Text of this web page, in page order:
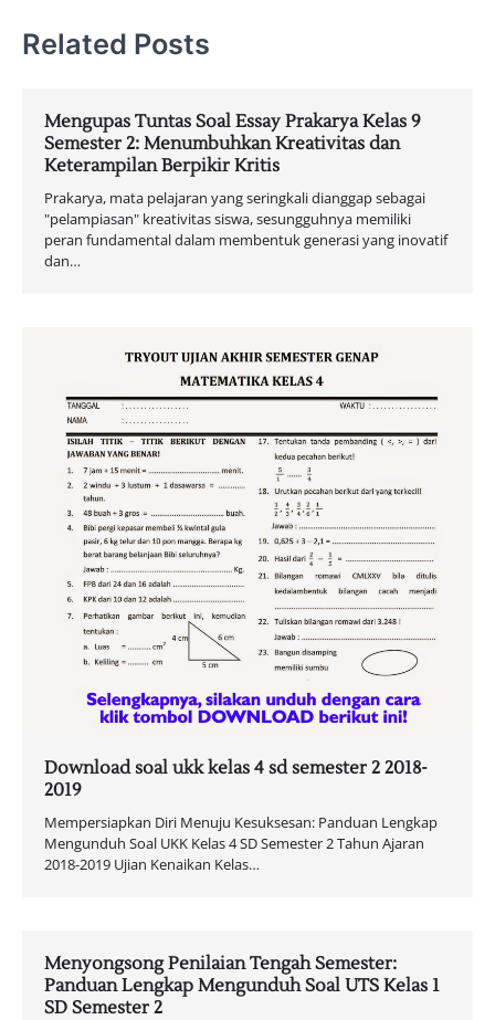
Related Posts
Mengupas Tuntas Soal Essay Prakarya Kelas 9
Semester 2: Menumbuhkan Kreativitas dan
Keterampilan Berpikir Kritis
Prakarya, mata pelajaran yang seringkali dianggap sebagai
"pelampiasan" kreativitas siswa, sesungguhnya memiliki
peran fundamental dalam membentuk generasi yang inovatif
dan…
Download soal ukk kelas 4 sd semester 2 2018-
2019
Mempersiapkan Diri Menuju Kesuksesan: Panduan Lengkap
Mengunduh Soal UKK Kelas 4 SD Semester 2 Tahun Ajaran
2018-2019 Ujian Kenaikan Kelas…
Menyongsong Penilaian Tengah Semester:
Panduan Lengkap Mengunduh Soal UTS Kelas 1
SD Semester 2